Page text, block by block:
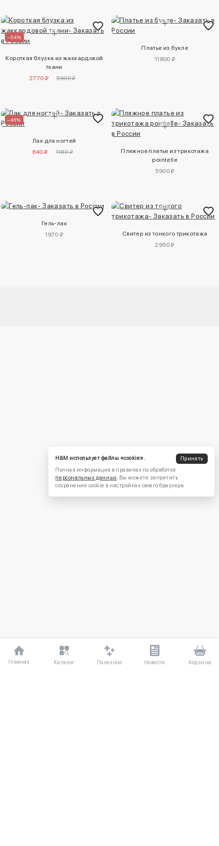
–54%
Короткая блузка из жаккардовой
ткани
2770 ₽
5900 ₽
Платье из букле
11800 ₽
–46%
Лак для ногтей
640 ₽
1180 ₽
Пляжное платье из трикотажа
pointelle
5900 ₽
Гель-лак
1970 ₽
Свитер из тонкого трикотажа
2950 ₽
Главная Каталог Полезное Новости Корзина
H&M использует файлы «cookie».
Принять
Полная информация в правилах по обработке
персональных данных. Вы можете запретить
сохранение cookie в настройках своего браузера